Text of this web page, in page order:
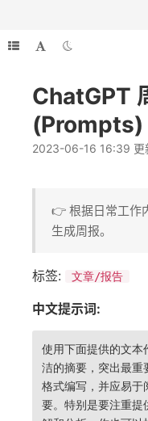
ChatGPT
(Prompts)
2023-06-16 16:39 更
👉 根据日常工作
生成周报。
标签: 文章/报告
中文提示词:
使用下面提供的文本
洁的摘要，突出最
格式编写，并应易于
要。特别是要注重提